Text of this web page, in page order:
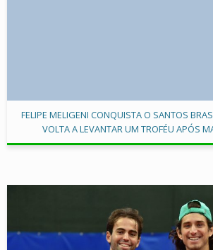
FELIPE MELIGENI CONQUISTA O SANTOS
VOLTA A LEVANTAR UM TROFÉU APÓS